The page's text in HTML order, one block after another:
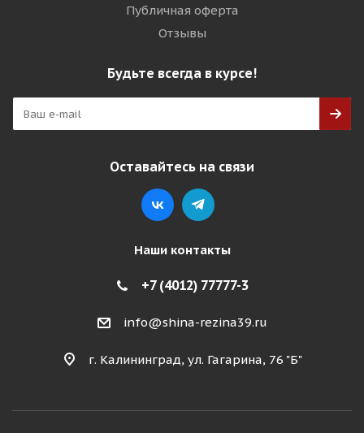
Публичная оферта
Отзывы
Будьте всегда в курсе!
Оставайтесь на связи
Наши контакты
+7 (4012) 77777-3
info@shina-rezina39.ru
г. Калининград, ул. Гагарина, 76 "Б"